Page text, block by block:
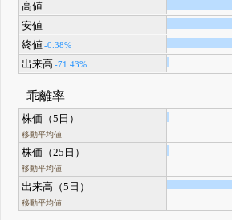
高値
安値
終値-0.38%
出来高 -71.43%
乖離率
株価（5日）
移動平均値
株価（25日）
移動平均値
出来高（5日）
移動平均値